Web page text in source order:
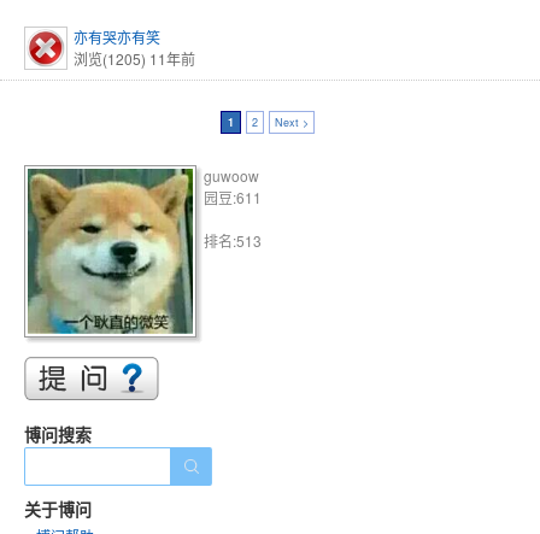
亦有哭亦有笑
浏览(1205) 11年前
1 2 Next >
guwoow
园豆:611
排名:513
博问搜索
关于博问